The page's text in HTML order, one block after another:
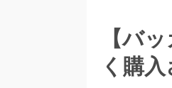
【バ
く購